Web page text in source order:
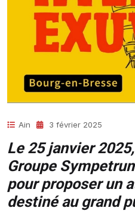
Ain 3 février 2025
Le 25 janvier
Groupe
pour proposer un
destiné au grand